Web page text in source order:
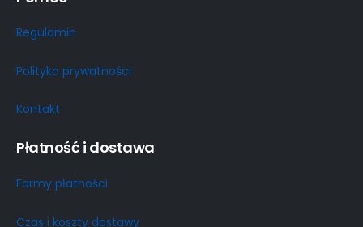
Regulamin
Polityka prywatności
Kontakt
Płatność i dostawa
Formy płatności
Czas i koszty dostawy